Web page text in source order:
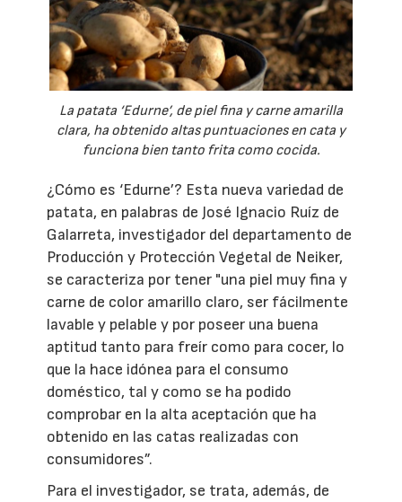
La patata ‘Edurne’, de piel fina y carne amarilla
clara, ha obtenido altas puntuaciones en cata y
funciona bien tanto frita como cocida.
¿Cómo es ‘Edurne’? Esta nueva variedad de
patata, en palabras de José Ignacio Ruíz de
Galarreta, investigador del departamento de
Producción y Protección Vegetal de Neiker,
se caracteriza por tener "una piel muy fina y
carne de color amarillo claro, ser fácilmente
lavable y pelable y por poseer una buena
aptitud tanto para freír como para cocer, lo
que la hace idónea para el consumo
doméstico, tal y como se ha podido
comprobar en la alta aceptación que ha
obtenido en las catas realizadas con
consumidores”.
Para el investigador, se trata, además, de